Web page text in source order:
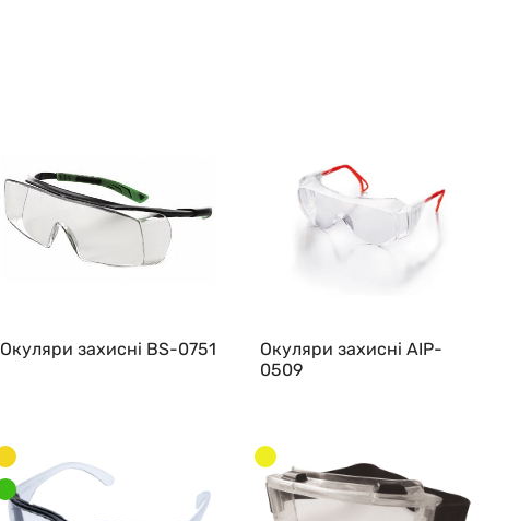
Окуляри захисні BS-0751
Окуляри захисні AIP-
0509